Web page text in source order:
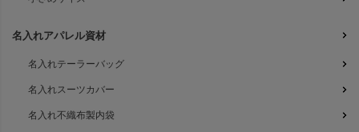
名入れアパレル資材
名入れテーラーバッグ
名入れスーツカバー
名入れ不織布製内袋